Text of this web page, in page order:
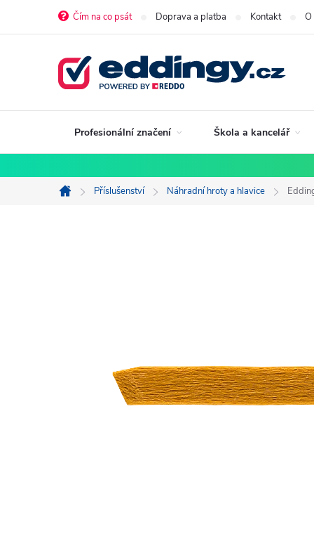
Čím na co psát Doprava a platba Kontakt O
Profesionální značení Škola a kancelář
Domů
Příslušenství Náhradní hroty a hlavice